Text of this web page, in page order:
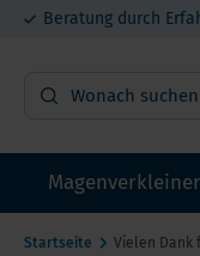
Beratung durch
Startseite Vielen Dank